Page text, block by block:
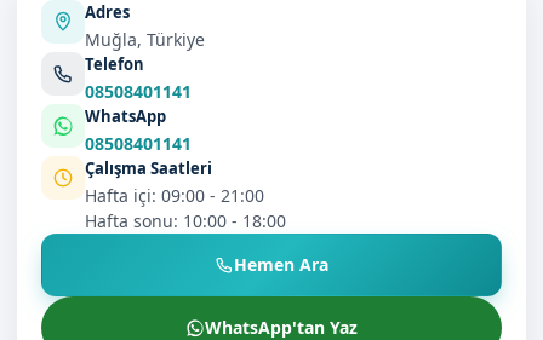
Adres
Muğla, Türkiye
Telefon
08508401141
WhatsApp
08508401141
Çalışma Saatleri
Hafta içi: 09:00 - 21:00
Hafta sonu: 10:00 - 18:00
Hemen Ara
WhatsApp'tan Yaz